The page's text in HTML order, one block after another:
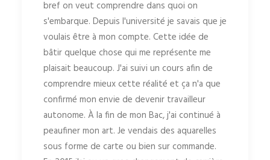
bref on veut comprendre dans quoi on
s'embarque. Depuis l'université je savais que je
voulais être à mon compte. Cette idée de
bâtir quelque chose qui me représente me
plaisait beaucoup. J'ai suivi un cours afin de
comprendre mieux cette réalité et ça n'a que
confirmé mon envie de devenir travailleur
autonome. À la fin de mon Bac, j'ai continué à
peaufiner mon art. Je vendais des aquarelles
sous forme de carte ou bien sur commande.